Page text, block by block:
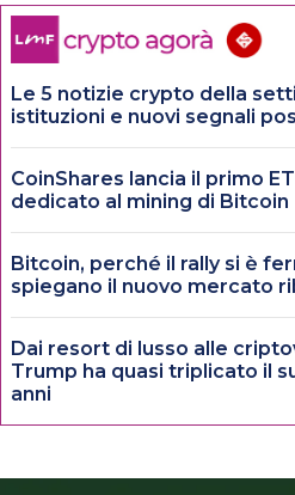
Le 5 notizie crypto della
istituzioni e nuovi segnali
CoinShares lancia il primo
dedicato al mining di Bitcoin
Bitcoin, perché il rally si è
spiegano il nuovo mercato
Dai resort di lusso alle
Trump ha quasi triplicato il
anni